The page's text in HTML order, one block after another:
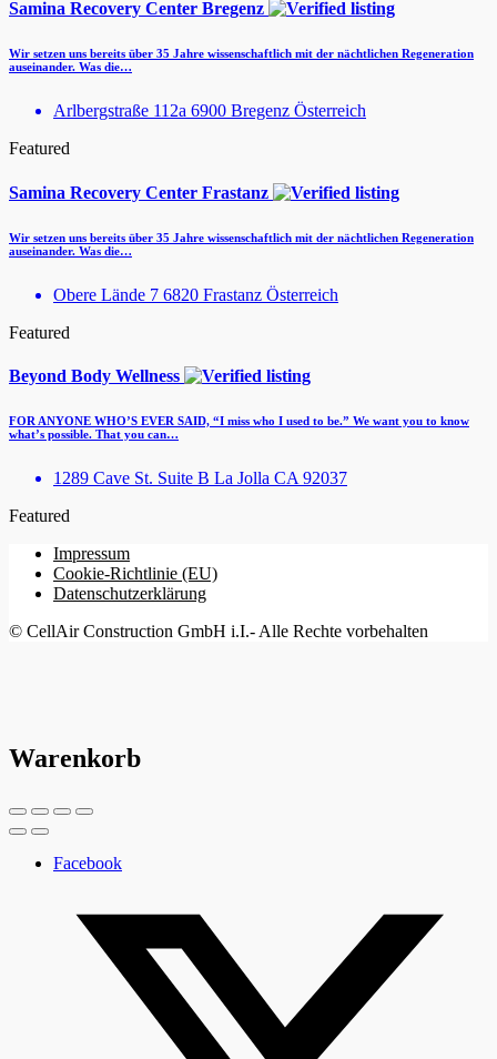
Samina Recovery Center Bregenz
Wir setzen uns bereits über 35 Jahre wissenschaftlich mit der nächtlichen Regeneration
auseinander. Was die…
Arlbergstraße 112a 6900 Bregenz Österreich
Featured
Samina Recovery Center Frastanz
Wir setzen uns bereits über 35 Jahre wissenschaftlich mit der nächtlichen Regeneration
auseinander. Was die…
Obere Lände 7 6820 Frastanz Österreich
Featured
Beyond Body Wellness
FOR ANYONE WHO’S EVER SAID, “I miss who I used to be.” We want you to know
what’s possible. That you can…
1289 Cave St. Suite B La Jolla CA 92037
Featured
Impressum
Cookie-Richtlinie (EU)
Datenschutzerklärung
© CellAir Construction GmbH i.I.- Alle Rechte vorbehalten
Warenkorb
Facebook